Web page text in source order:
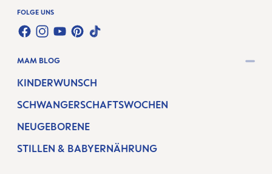
FOLGE UNS
FACEBOOK
INSTAGRAM
YOUTUBE
PINTEREST
TIKTOK
MAM BLOG
KINDERWUNSCH
SCHWANGERSCHAFTSWOCHEN
NEUGEBORENE
STILLEN & BABYERNÄHRUNG